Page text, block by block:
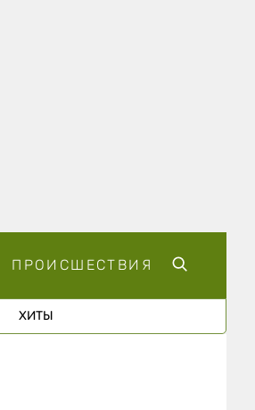
ПРОИСШЕСТВИЯ
ХИТЫ